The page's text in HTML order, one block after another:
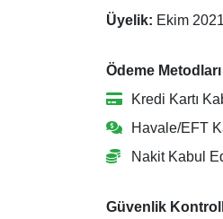
Üyelik: Ekim 2021
Ödeme Metodları
Kredi Kartı
Havale/EFT
Nakit Kabul
Güvenlik